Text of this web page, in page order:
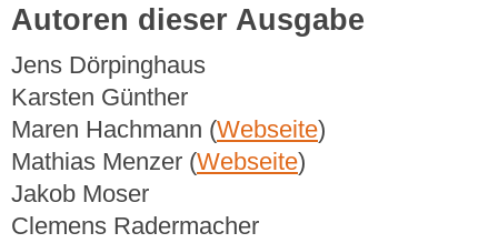
Autoren dieser Ausgabe
Jens Dörpinghaus
Karsten Günther
Maren Hachmann (Webseite)
Mathias Menzer (Webseite)
Jakob Moser
Clemens Radermacher